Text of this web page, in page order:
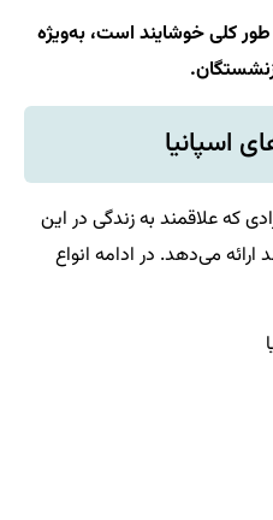
کلی خوشایند است، به‌ویژه
اسپانیا
که علاقمند به زندگی در این
می‌دهد. در ادامه انواع